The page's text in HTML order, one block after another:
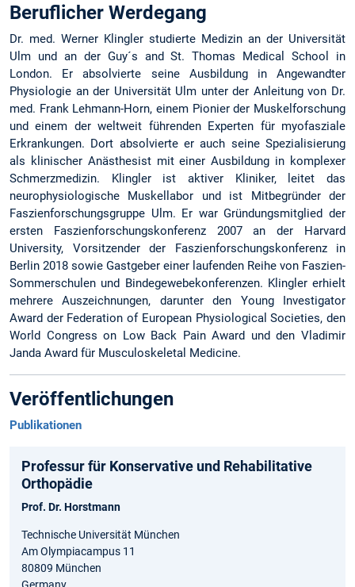
Beruflicher Werdegang
Dr. med. Werner Klingler studierte Medizin an der Universität
Ulm und an der Guy´s and St. Thomas Medical School in
London. Er absolvierte seine Ausbildung in Angewandter
Physiologie an der Universität Ulm unter der Anleitung von Dr.
med. Frank Lehmann-Horn, einem Pionier der Muskelforschung
und einem der weltweit führenden Experten für myofasziale
Erkrankungen. Dort absolvierte er auch seine Spezialisierung
als klinischer Anästhesist mit einer Ausbildung in komplexer
Schmerzmedizin. Klingler ist aktiver Kliniker, leitet das
neurophysiologische Muskellabor und ist Mitbegründer der
Faszienforschungsgruppe Ulm. Er war Gründungsmitglied der
ersten Faszienforschungskonferenz 2007 an der Harvard
University, Vorsitzender der Faszienforschungskonferenz in
Berlin 2018 sowie Gastgeber einer laufenden Reihe von Faszien-
Sommerschulen und Bindegewebekonferenzen. Klingler erhielt
mehrere Auszeichnungen, darunter den Young Investigator
Award der Federation of European Physiological Societies, den
World Congress on Low Back Pain Award und den Vladimir
Janda Award für Musculoskeletal Medicine.
Veröffentlichungen
Publikationen
Professur für Konservative und Rehabilitative
Orthopädie
Prof. Dr. Horstmann
Technische Universität München
Am Olympiacampus 11
80809 München
Germany